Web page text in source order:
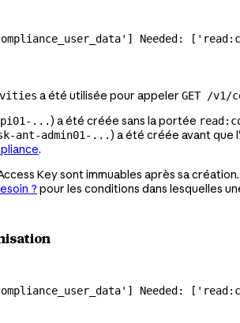
Needed:
a été utilisée pour appeler GET /v1/
...) a été créée sans la portée
ant-admin01-...) a été créée avant que
.
Key sont immuables après sa
? pour les conditions dans lesquelles
Needed: